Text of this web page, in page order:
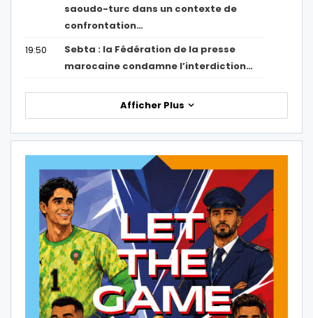
saoudo-turc dans un contexte de
confrontation…
19:50
Sebta : la Fédération de la presse
marocaine condamne l’interdiction…
Afficher Plus